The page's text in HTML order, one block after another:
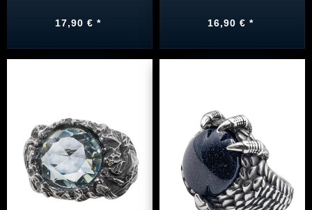
17,90 € * 16,90 € *